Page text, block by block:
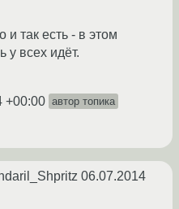
и так есть - в этом
у всех идёт.
+00:00 автор топика
06.07.2014